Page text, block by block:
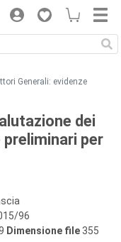
Generali: evidenze
dei
per
96
Dimensione file 355